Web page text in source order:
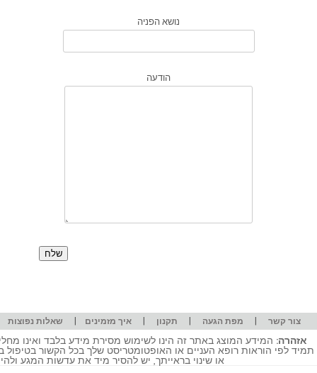
נושא הפניה
הודעה
צור קשר | מפת הגעה | תקנון |איך מזמינים | שאלות נפוצות
אזהרה: המידע המוצג באתר זה הינו לשימוש מסירת מידע בלבד ואינו
תמיד לפי הוראות רופא העניים או האופטומטריסט שלך בכל הקשור
או שינוי בראייתך, יש להסיר מיד את עדשות המגע